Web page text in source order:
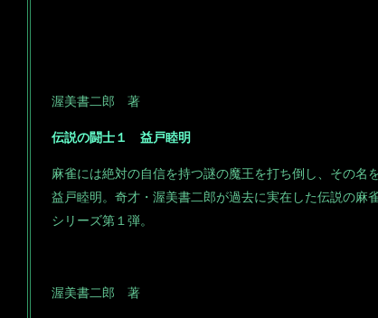
渥美書二郎 著
伝説の闘士１ 益戸睦明
麻雀には絶対の自信を持つ謎の魔王を打ち倒し、その名
益戸睦明。奇才・渥美書二郎が過去に実在した伝説の麻
シリーズ第１弾。
渥美書二郎 著